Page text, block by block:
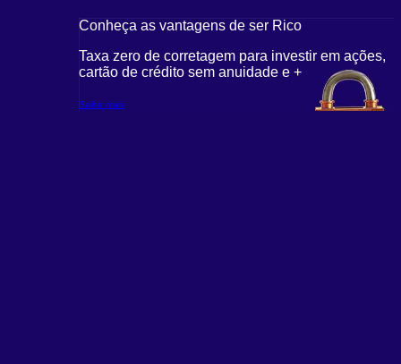
Conheça as vantagens de ser Rico
Taxa zero de corretagem para investir em ações,
cartão de crédito sem anuidade e +
Saiba mais